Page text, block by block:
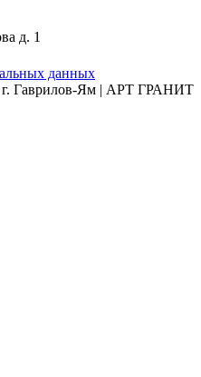
д. 1
данных
г. Гаврилов-Ям | АРТ ГРАНИТ